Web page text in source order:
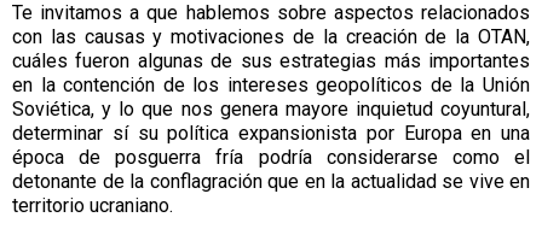
Te invitamos a que hablemos sobre aspectos relacionados
con las causas y motivaciones de la creación de la OTAN,
cuáles fueron algunas de sus estrategias más importantes
en la contención de los intereses geopolíticos de la Unión
Soviética, y lo que nos genera mayore inquietud coyuntural,
determinar sí su política expansionista por Europa en una
época de posguerra fría podría considerarse como el
detonante de la conflagración que en la actualidad se vive en
territorio ucraniano.